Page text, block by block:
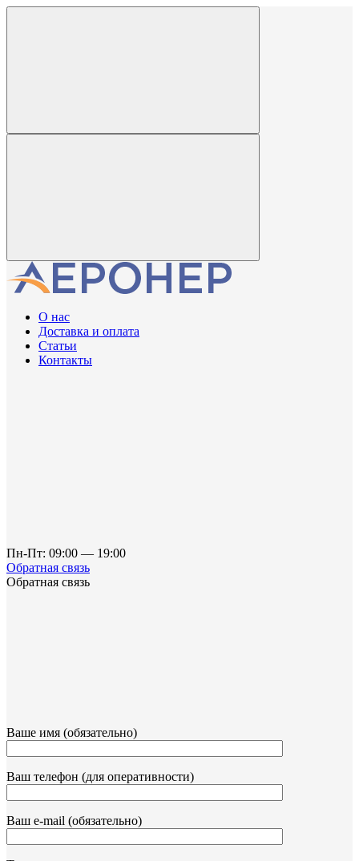
О нас
Доставка и оплата
Статьи
Контакты
Пн-Пт: 09:00 — 19:00
Обратная связь
Обратная связь
Ваше имя (обязательно)
Ваш телефон (для оперативности)
Ваш e-mail (обязательно)